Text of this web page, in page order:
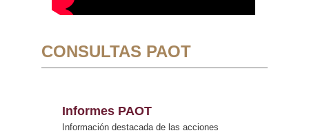
CONSULTAS PAOT
Informes PAOT
Información destacada de las acciones